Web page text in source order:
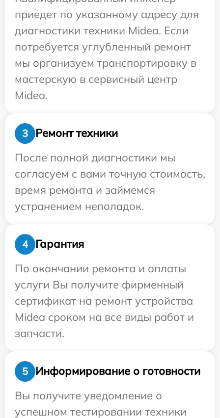
приедет по указанному адресу для
диагностики техники Midea. Если
потребуется углубленный ремонт
мы организуем транспортировку в
мастерскую в сервисный центр
Midea.
3
Ремонт техники
После полной диагностики мы
согласуем с вами точную стоимость,
время ремонта и займемся
устранением неполадок.
4
Гарантия
По окончании ремонта и оплаты
услуги Вы получите фирменный
сертификат на ремонт устройства
Midea сроком на все виды работ и
запчасти.
5
Информирование о готовности
Вы получите уведомление о
успешном тестировании техники